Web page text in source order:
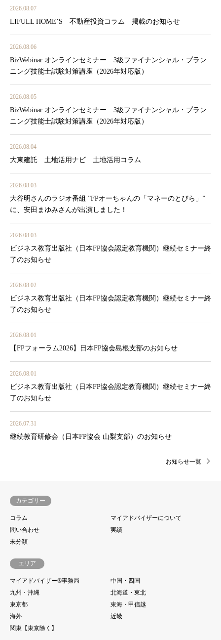
2026.08.07
LIFULL HOME’S 不動産投資コラム 掲載のお知らせ
2026.08.06
BizWebinar オンラインセミナー 3級ファイナンシャル・プラン
ニング技能士試験対策講座（2026年対応版）
2026.08.05
BizWebinar オンラインセミナー 3級ファイナンシャル・プラン
ニング技能士試験対策講座（2026年対応版）
2026.08.04
大東建託 土地活用ナビ 土地活用コラム
2026.08.03
大谷明さんのラジオ番組 ”FPオーちゃんの「マネーのとびら」”
に、安田まゆみさんが出演しました！
2026.08.03
ビジネス教育出版社（日本FP協会認定教育機関）継続セミナー終
了のお知らせ
2026.08.02
ビジネス教育出版社（日本FP協会認定教育機関）継続セミナー終
了のお知らせ
2026.08.01
【FPフォーラム2026】日本FP協会島根支部のお知らせ
2026.08.01
ビジネス教育出版社（日本FP協会認定教育機関）継続セミナー終
了のお知らせ
2026.07.31
継続教育研修会（日本FP協会 山梨支部）のお知らせ
お知らせ一覧
カテゴリー
コラム
マイアドバイザーについて
問い合わせ
実績
未分類
エリア
マイアドバイザー®事務局
中国・四国
九州・沖縄
北海道・東北
東京都
東海・甲信越
海外
近畿
関東【東京除く】